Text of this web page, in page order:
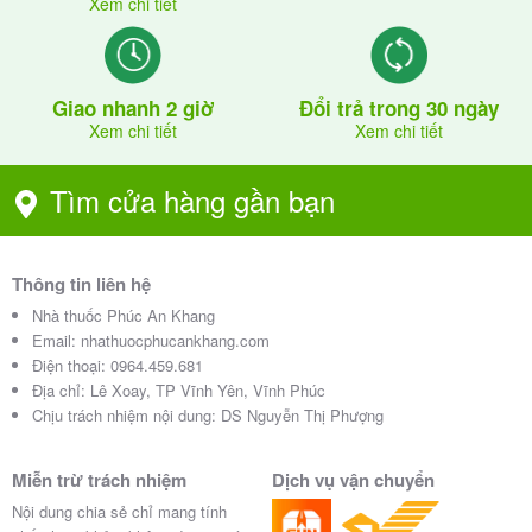
-Tránh ăn quá no hoặc quá đói, chia nhỏ bữa ăn trong
-Khi ăn nên nhai kỹ, ăn chậm.
nhảy, tập thể dục hay làm việc quá sức.
dày.
-Tránh trà đặc, cà phê, rượu, món ăn chua, mặn, cay,
hành, tỏi sống, nước có ga.
-Hạn chế đồ ăn quá nóng hoặc quá lạnh.
Hạn dùng và bảo quản thuốc A.T
Sucralfate 1000mg như thế nào?
Giao nhanh 2 giờ
Xem chi tiết
Đổi trả trong 30 ngày
Xem chi tiết
Tìm cửa hàng gần bạn
Thông tin liên hệ
Nhà thuốc Phúc An Khang
Email: nhathuocphucankhang.com
Điện thoại: 0964.459.681
Địa chỉ: Lê Xoay, TP Vĩnh Yên, Vĩnh Phúc
Chịu trách nhiệm nội dung: DS Nguyễn Thị Phượng
Miễn trừ trách nhiệm
Nội dung chia sẻ chỉ mang tính
Dịch vụ vận chuyển